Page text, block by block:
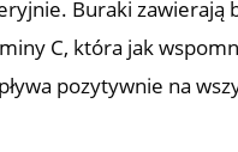
Buraki
C, która jak
pozytywnie na